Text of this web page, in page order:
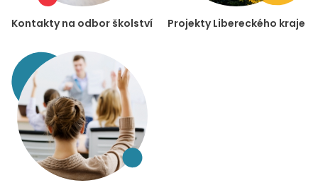
Kontakty na odbor školství Projekty Libereckého kraje